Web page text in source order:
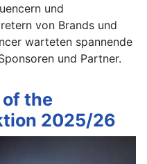
und
von Brands und
warteten spannende
und Partner.
the
2025/26